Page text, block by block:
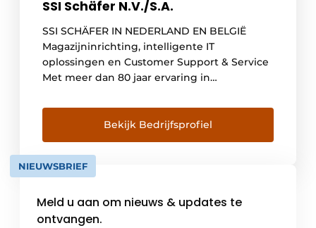
SSI Schäfer N.V./S.A.
SSI SCHÄFER IN NEDERLAND EN BELGIË
Magazijninrichting, intelligente IT
oplossingen en Customer Support & Service
Met meer dan 80 jaar ervaring in
totaaloplossingen voor ieder project. Van
magazijnstellingen, verrijdbare
palletstellingen, legbordstellingen, allerlei
soorten bakken en mezzanines tot complete
AGV of LogiMat systemen. Of het nu gaat om
Bekijk Bedrijfsprofiel
NIEUWSBRIEF
Meld u aan om nieuws & updates te
ontvangen.